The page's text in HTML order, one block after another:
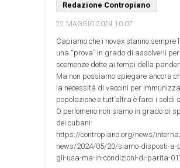
Redazione Contropiano
22 MAGGIO 2024 10:07
Capiamo che i novax stanno sempre
una “prova” in grado di assolverli
scemenze dette ai tempi della
Ma non possiamo spiegare ancora
la necessità di vaccini per
popolazione e tutt’altra è farci i soldi
O perlomeno non siamo in grado di
dei cubani:
https://contropiano.org/news/
news/2024/05/20/siamo-disposti-a-
gli-usa-ma-in-condizioni-di-parita-